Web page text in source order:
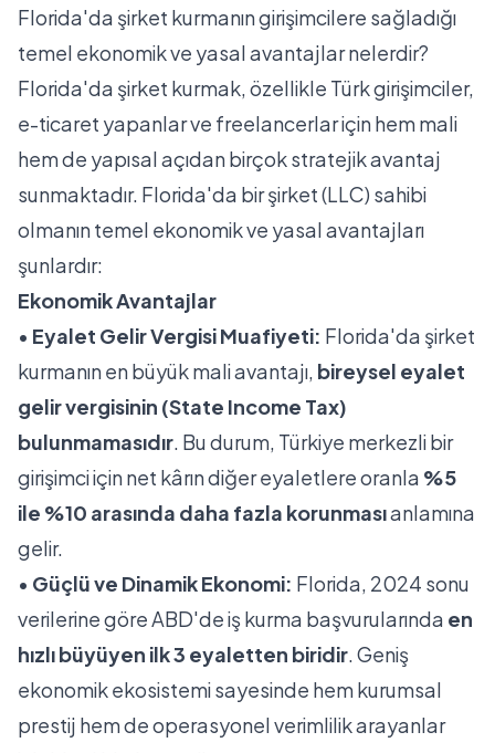
Florida'da şirket kurmanın girişimcilere sağladığı
temel ekonomik ve yasal avantajlar nelerdir?
Florida'da şirket kurmak, özellikle Türk girişimciler,
e-ticaret yapanlar ve freelancerlar için hem mali
hem de yapısal açıdan birçok stratejik avantaj
sunmaktadır. Florida'da bir şirket (LLC) sahibi
olmanın temel ekonomik ve yasal avantajları
şunlardır:
Ekonomik Avantajlar
• Eyalet Gelir Vergisi Muafiyeti: Florida'da şirket
kurmanın en büyük mali avantajı, bireysel eyalet
gelir vergisinin (State Income Tax)
bulunmamasıdır. Bu durum, Türkiye merkezli bir
girişimci için net kârın diğer eyaletlere oranla %5
ile %10 arasında daha fazla korunmasıanlamına
gelir.
• Güçlü ve Dinamik Ekonomi: Florida, 2024 sonu
verilerine göre ABD'de iş kurma başvurularında en
hızlı büyüyen ilk 3 eyaletten biridir. Geniş
ekonomik ekosistemi sayesinde hem kurumsal
prestij hem de operasyonel verimlilik arayanlar